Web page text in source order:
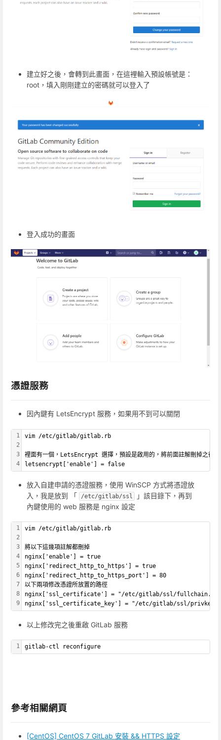
建立好之後，會轉到此畫面，在這裡輸入預設帳號是：
root，填入剛剛建立的密碼就可以登入了
登入成功的畫面
憑證服務
因內鍵有 LetsEncrypt 服務，如果用不到可以關閉
1
2
3
4
vim /etc/gitlab/gitlab.rb
裡面有一個，LetsEncrypt 選擇，預設是啟用的，將前面註解刪掉之後就
letsencrypt['enable'] = false
放入自建申請的憑證服務，使用 WinSCP 方式將憑證放
入，我是放到 「
/etc/gitlab/ssl
」該目錄下，再到
內鍵使用的 web 服務是 nginx 設定
1
2
3
4
5
6
7
8
9
vim /etc/gitlab/gitlab.rb
將以下這幾項註解都刪掉
nginx['enable'] = true
nginx['redirect_http_to_https'] = true
nginx['redirect_http_to_https_port'] = 80
以下兩項修改憑證所放置的路徑
nginx['ssl_certificate'] = "/etc/gitlab/ssl/
nginx['ssl_certificate_key'] = "/etc/gitlab/ssl/
以上修改完之後重啟 GitLab 服務
1 gitlab-ctl reconfigure
參考相關網頁
[CentOS] CentOS 7 GitLab 安裝 && HTTPS 設定